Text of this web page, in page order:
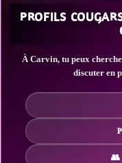
PROFILS
À Carvin, tu peux
discuter en